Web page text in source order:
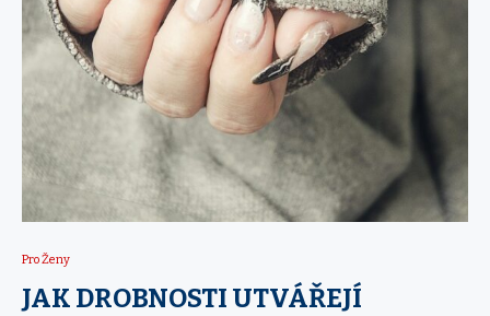
Pro Ženy
JAK DROBNOSTI UTVÁŘEJÍ